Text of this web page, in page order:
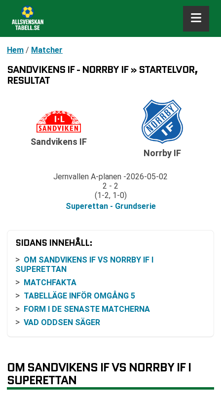
Hem / Matcher
SANDVIKENS IF - NORRBY IF » STARTELVOR,
RESULTAT
Sandvikens IF
Jernvallen A-planen 2026-05-02
2 - 2
(1-2, 1-0)
Superettan - Grundserie
Norrby IF
SIDANS INNEHÅLL:
OM SANDVIKENS IF VS NORRBY IF I
SUPERETTAN
MATCHFAKTA
TABELLÄGE INFÖR OMGÅNG 5
FORM I DE SENASTE MATCHERNA
VAD ODDSEN SÄGER
KLUBBARNA I KORTHET
MATCHENS FÖRUTSÄTTNINGAR
VANLIGA FRÅGOR OM SANDVIKENS IF VS
OM SANDVIKENS IF VS NORRBY IF I
SUPERETTAN